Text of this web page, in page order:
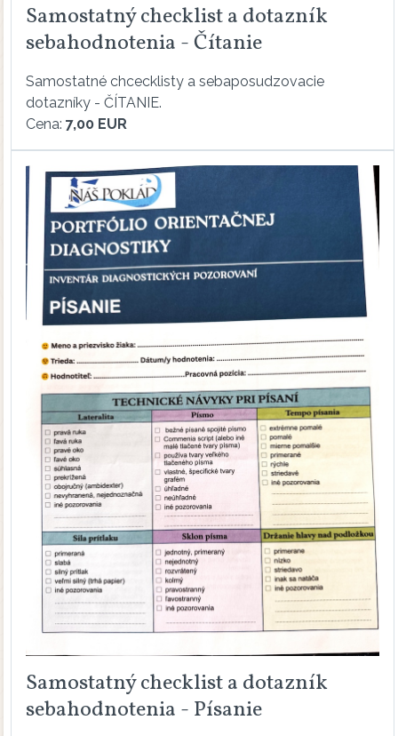
Samostatný checklist a dotazník
sebahodnotenia - Čítanie
Samostatné chcecklisty a sebaposudzovacie
dotazníky - ČÍTANIE.
Cena: 7,00 EUR
Samostatný checklist a dotazník
sebahodnotenia - Písanie